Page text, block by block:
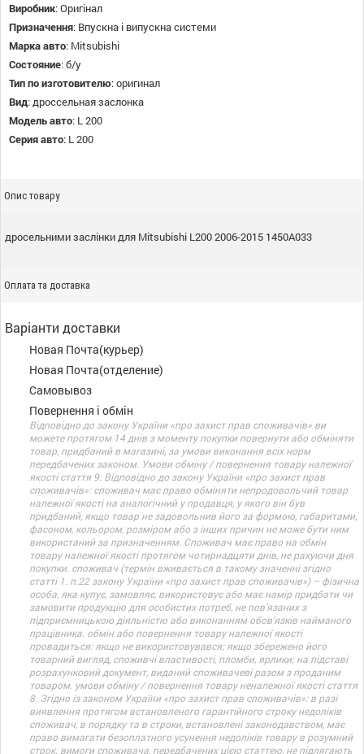
Виробник:Оригінал
Призначення: Впускна і випускна системи
Марка авто: Mitsubishi
Состояние:б/у
Тип по изготовителю:оригинал
Вид:дроссельная заслонка
Модель авто: L 200
Серия авто: L 200
Опис товару
дросельними заслінки для Mitsubishi L200 2006-2015 1450A033
Оплата та доставка
Варіанти доставки
Новая Почта(курьер)
Новая Почта(отделение)
Самовывоз
Повернення і обмін
Відповідно до закону України «про захист прав споживачів» ви
можете протягом 14 днів з моменту покупки повернути або обміняти
товар, придбаний в магазині, за умови виконання всіх норм
передбачених законом. Умови обміну / повернення товару належної
якості стаття 9. Відповідно до закону України «про захист прав
споживачів»: споживач має право обміняти непродовольчий товар
належної якості на аналогічний у продавця, у якого він був
придбаний, якщо товар не задовольнив його за формою, габаритами,
фасоном, кольором, розміром або з інших причин не може бути ним
використаний за призначенням. Споживач має право на обмін
товару належної якості протягом чотирнадцяти днів, не рахуючи дня
покупки. споживач (термін вживається в такому значенні згідно
статті 1. п.22 закону України «про захист прав споживачів») – фізична
особа, яка купує, замовляє, використовує або має намір придбати чи
замовити продукцію для особистих потреб, не пов’язаних з
підприємницькою діяльністю або виконанням обов’язків найманого
працівника. обмін або повернення товару належної якості
провадиться: якщо не використовувався; якщо збережено його
товарний вигляд, споживчі властивості, пломби, ярлики; на підставі
розрахунковий документ, виданий споживачеві разом з проданим
товаром. умови обміну / повернення товару неналежної якості стаття
8. Згідно із законом України «про захист прав споживачів»: в разі
виявлення протягом встановленого гарантійного строку недоліків
споживач, в порядку та в строки, встановлені законодавством, має
право вимагати безоплатного усунення недоліків товару в розумний
строк. вимоги споживача, передбачених цією статтею, не підлягають